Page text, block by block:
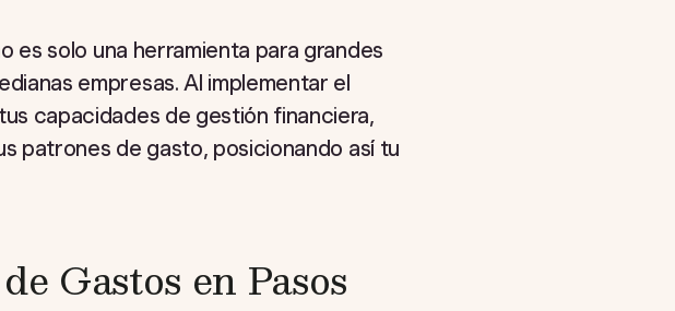
es solo una herramienta para grandes
empresas. Al implementar el
capacidades de gestión financiera,
patrones de gasto, posicionando así tu
Gastos en Pasos